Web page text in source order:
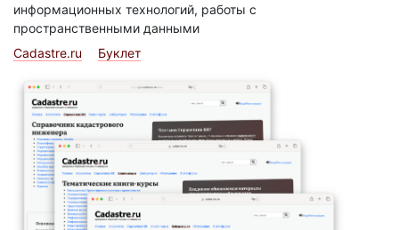
информационных технологий, работы с
пространственными данными
Cadastre.ru
Буклет